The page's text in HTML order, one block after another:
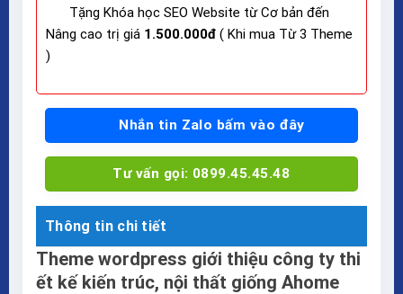
Tặng Khóa học SEO Website từ Cơ bản đến
Nâng cao trị giá 1.500.000đ ( Khi mua Từ 3 Theme
)
Nhắn tin Zalo bấm vào đây
Tư vấn gọi: 0899.45.45.48
Thông tin chi tiết
Theme wordpress giới thiệu công ty thi
ết kế kiến trúc, nội thất giống Ahome